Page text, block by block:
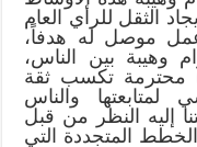
الثقل للرأي العام
موصل له هدفاً،
وهيبة بين الناس،
محترمة تكسب ثقة
والناس
إليه النظر من قبل
المتجددة التي